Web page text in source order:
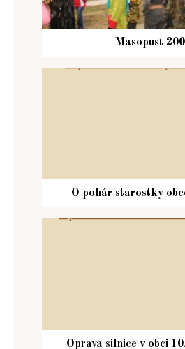
Masopust
O pohár starostky
Oprava silnice v obci